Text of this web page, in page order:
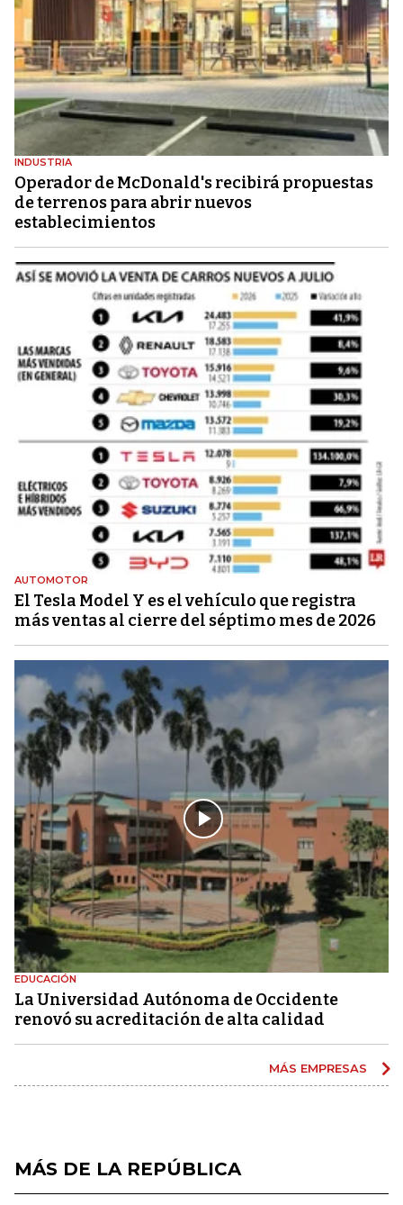
INDUSTRIA
Operador de McDonald's recibirá propuestas
de terrenos para abrir nuevos
establecimientos
AUTOMOTOR
El Tesla Model Y es el vehículo que registra
más ventas al cierre del séptimo mes de 2026
EDUCACIÓN
La Universidad Autónoma de Occidente
renovó su acreditación de alta calidad
MÁS EMPRESAS
MÁS DE LA REPÚBLICA